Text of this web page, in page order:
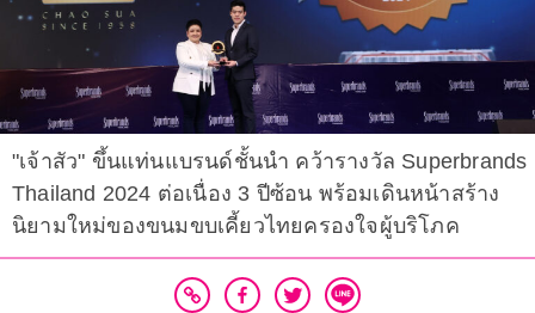
"เจ้าสัว" ขึ้นแท่นแบรนด์ชั้นนำ คว้ารางวัล Superbrands
Thailand 2024 ต่อเนื่อง 3 ปีซ้อน พร้อมเดินหน้าสร้าง
นิยามใหม่ของขนมขบเคี้ยวไทยครองใจผู้บริโภค